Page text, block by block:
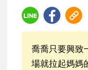
喬喬只要興致
場就拉起媽媽